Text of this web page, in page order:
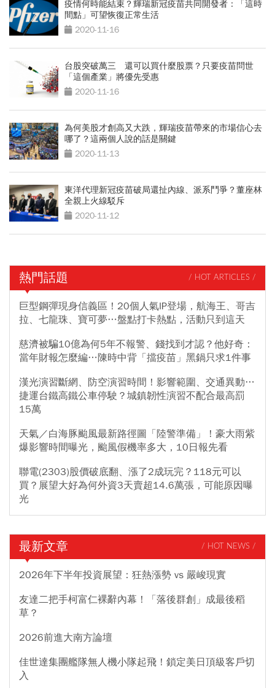
疫情何時能結束？輝瑞新冠疫苗共同開發者：「這時
間點」可望恢復正常生活
2020-11-16
台股突破萬三 還可以買什麼股票？只要疫苗問世
「這個產業」將優先受惠
2020-11-16
為何美股才創高又大跌，輝瑞疫苗帶來的市場信心去
哪了？這兩個人說的話是關鍵
2020-11-13
東洋代理新冠疫苗破局還扯內線、派系鬥爭？董座林
全親上火線駁斥
2020-11-12
熱門話題 / HOT ARTICLES /
巨型鋼彈現身信義區！20個人氣IP登場，航海王、哥吉
拉、七龍珠、寶可夢…盤點打卡熱點，活動只到這天
慈濟被騙10億為何5年不報警、錢找到才認？他好奇：
當年財報怎麼編…陳時中背「擋疫苗」黑鍋只求1件事
漢光演習斷網、防空演習時間！影響範圍、交通異動…
捷運台鐵高鐵公車停駛？城鎮韌性演習不配合最高罰
15萬
天氣／白海豚颱風最新路徑圖「陸警準備」！豪大雨紫
爆影響時間曝光，颱風假機率多大，10日報先看
聯電(2303)股價破底翻、漲了2成玩完？118元可以
買？展望大好為何外資3天賣超14.6萬張，可能原因曝
光
最新文章 / HOT NEWS /
2026年下半年投資展望：狂熱漲勢 vs 嚴峻現實
友達二把手柯富仁裸辭內幕！「落後群創」成最後稻
草？
2026前進大南方論壇
佳世達集團艦隊無人機小隊起飛！鎖定美日頂級客戶切
入